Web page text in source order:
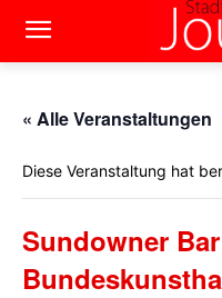
« Alle Veranstaltungen
Diese Veranstaltung hat
Sundowner